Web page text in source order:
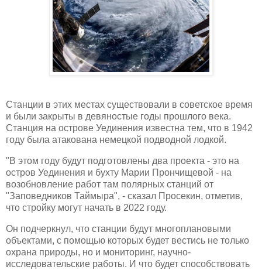
Станции в этих местах существовали в советское время
и были закрыты в девяностые годы прошлого века.
Станция на острове Уединения известна тем, что в 1942
году была атакована немецкой подводной лодкой.
"В этом году будут подготовлены два проекта - это на
остров Уединения и бухту Марии Прончищевой - на
возобновление работ там полярных станций от
"Заповедников Таймыра", - сказал Просекин, отметив,
что стройку могут начать в 2022 году.
Он подчеркнул, что станции будут многоплановыми
объектами, с помощью которых будет вестись не только
охрана природы, но и мониторинг, научно-
исследовательские работы. И что будет способствовать